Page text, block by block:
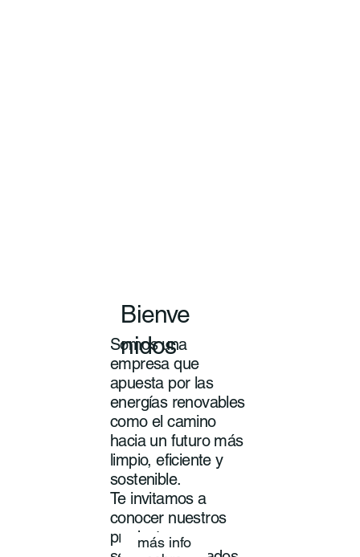
Bienve
nidos
Somos una
empresa que
apuesta por las
energías renovables
como el camino
hacia un futuro más
limpio, eficiente y
sostenible.
Te invitamos a
conocer nuestros
productos y
más info